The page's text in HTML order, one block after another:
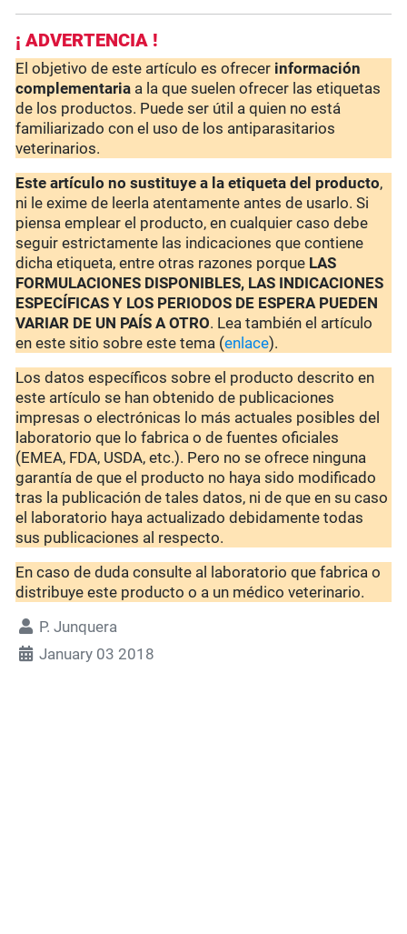
¡ ADVERTENCIA !
El objetivo de este artículo es ofrecer información
complementaria a la que suelen ofrecer las etiquetas
de los productos. Puede ser útil a quien no está
familiarizado con el uso de los antiparasitarios
veterinarios.
Este artículo no sustituye a la etiqueta del producto,
ni le exime de leerla atentamente antes de usarlo. Si
piensa emplear el producto, en cualquier caso debe
seguir estrictamente las indicaciones que contiene
dicha etiqueta, entre otras razones porque LAS
FORMULACIONES DISPONIBLES, LAS INDICACIONES
ESPECÍFICAS Y LOS PERIODOS DE ESPERA PUEDEN
VARIAR DE UN PAÍS A OTRO. Lea también el artículo
en este sitio sobre este tema (enlace).
Los datos específicos sobre el producto descrito en
este artículo se han obtenido de publicaciones
impresas o electrónicas lo más actuales posibles del
laboratorio que lo fabrica o de fuentes oficiales
(EMEA, FDA, USDA, etc.). Pero no se ofrece ninguna
garantía de que el producto no haya sido modificado
tras la publicación de tales datos, ni de que en su caso
el laboratorio haya actualizado debidamente todas
sus publicaciones al respecto.
En caso de duda consulte al laboratorio que fabrica o
distribuye este producto o a un médico veterinario.
P. Junquera
January 03 2018